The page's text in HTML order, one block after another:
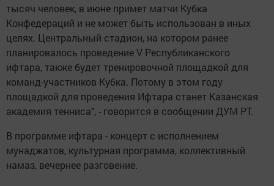
тысяч человек, в июне примет матчи Кубка
Конфедераций и не может быть использован в иных
целях. Центральный стадион, на котором ранее
планировалось проведение V Республиканского
ифтара, также будет тренировочной площадкой для
команд-участников Кубка. Потому в этом году
площадкой для проведения Ифтара станет Казанская
академия тенниса", - говорится в сообщении ДУМ РТ.
В программе ифтара - концерт с исполнением
мунаджатов, культурная программа, коллективный
намаз, вечернее разговение.